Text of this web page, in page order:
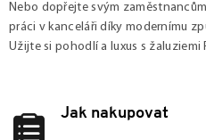
Nebo dopřejte svým
práci v kanceláři díky modernímu
Užijte si pohodlí a luxus s žaluziemi
Jak nakupovat